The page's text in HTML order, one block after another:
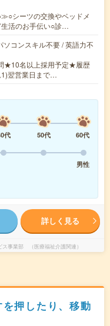
シーツの交換やベッドメ
生活のお手伝い○診…
ソコンスキル不要 / 英語力不
★10名以上採用予定★履歴
翌営業日まで…
代 50代
60代
男性
詳しく見る
事業部 （医療福祉介護関連）
押したり、移動